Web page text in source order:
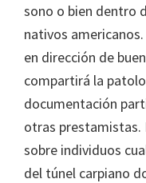
sono o bien dentro
nativos
en dirección de
compartirá la
documentación
otras prestamistas.
sobre individuos
del túnel carpiano